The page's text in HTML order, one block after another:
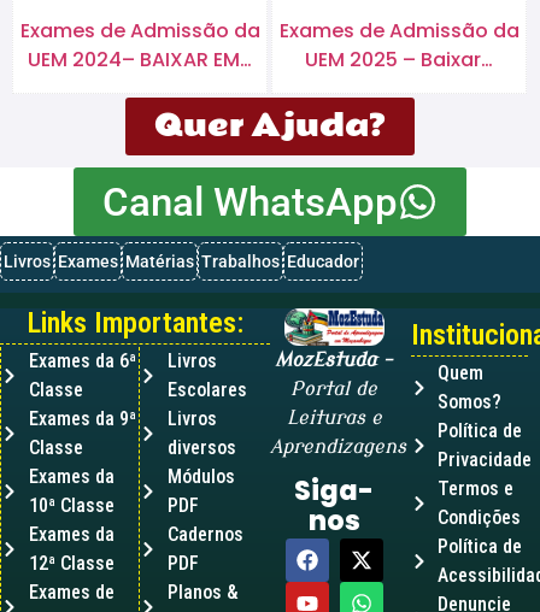
Exames de Admissão da
UEM 2024– BAIXAR EM…
Exames de Admissão da
UEM 2025 – Baixar…
Quer Ajuda?
Canal WhatsApp
Livros Exames Matérias Trabalhos Educador
MozEstuda–
Portal de
Leituras e
Aprendizagens
Siga-
nos
Quem
Somos?
Política de
Privacidade
Termos e
Condições
Política de
Denuncie
Links Importantes:
Exames da 6ª
Classe
Exames da 9ª
Classe
Exames da
10ª Classe
Exames da
12ª Classe
Exames de
Livros
Escolares
Livros
diversos
Módulos
PDF
Cadernos
PDF
Planos &